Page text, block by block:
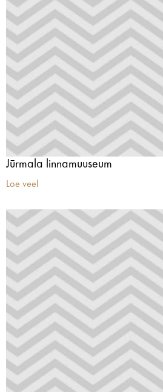
Jūrmala linnamuuseum
Loe veel